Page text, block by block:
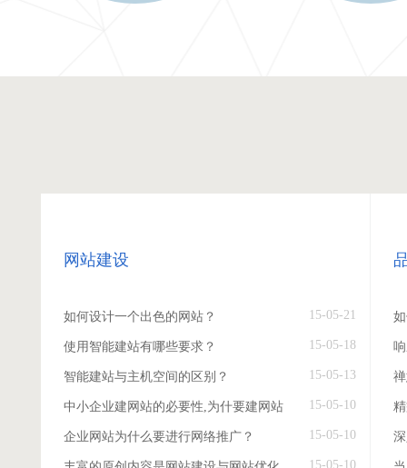
网站建设
如何设计一个出色的网站？ 15-05-21
使用智能建站有哪些要求？ 15-05-18
智能建站与主机空间的区别？ 15-05-13
中小企业建网站的必要性,为什要建网站 15-05-10
企业网站为什么要进行网络推广？ 15-05-10
15-05-10